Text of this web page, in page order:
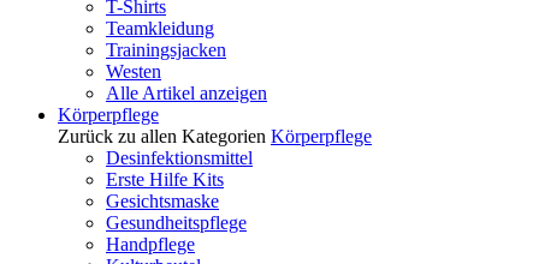
T-Shirts
Teamkleidung
Trainingsjacken
Westen
Alle Artikel anzeigen
Körperpflege
Zurück zu allen Kategorien Körperpflege
Desinfektionsmittel
Erste Hilfe Kits
Gesichtsmaske
Gesundheitspflege
Handpflege